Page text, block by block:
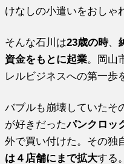
けなしの小遣いをおしゃ
そんな石川は23歳の時、
資金をもとに起業。岡山
レルビジネスへの第一歩
バブルも崩壊していたそ
が好きだったパンクロッ
外で買い付けた。その独
は４店舗にまで拡大する